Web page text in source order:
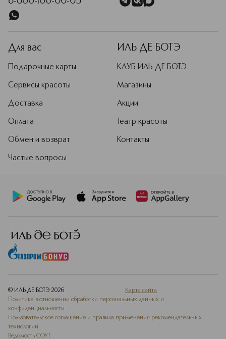
Для вас
Подарочные карты
Сервисы красоты
Доставка
Оплата
Обмен и возврат
Частые вопросы
ИЛЬ ДЕ БОТЭ
КЛУБ ИЛЬ ДЕ БОТЭ
Магазины
Акции
Театр красоты
Контакты
© ИЛЬ ДЕ БОТЭ 2026
Карта сайта
Политика в отношении обработки персональных данных и
конфиденциальности
Пользовательское соглашение и правила применения рекомендательных
технологий
Ведомость СОУТ